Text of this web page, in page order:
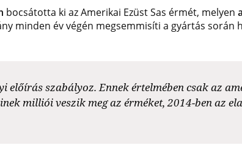
bocsátotta ki az Amerikai Ezüst Sas érmét, melyen
minden év végén megsemmisíti a gyártás során
előírás szabályoz. Ennek értelmében csak az
milliói veszik meg az érméket, 2014-ben az